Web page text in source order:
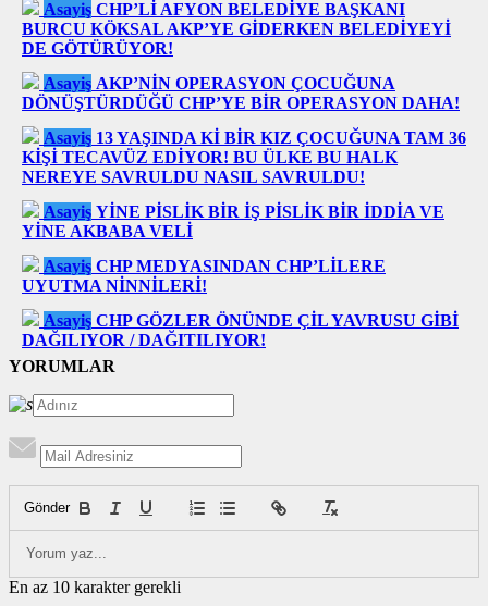
Asayiş CHP’Lİ AFYON BELEDİYE BAŞKANI
BURCU KÖKSAL AKP’YE GİDERKEN BELEDİYEYİ
DE GÖTÜRÜYOR!
Asayiş AKP’NİN OPERASYON ÇOCUĞUNA
DÖNÜŞTÜRDÜĞÜ CHP’YE BİR OPERASYON DAHA!
Asayiş 13 YAŞINDA Kİ BİR KIZ ÇOCUĞUNA TAM 36
KİŞİ TECAVÜZ EDİYOR! BU ÜLKE BU HALK
NEREYE SAVRULDU NASIL SAVRULDU!
Asayiş YİNE PİSLİK BİR İŞ PİSLİK BİR İDDİA VE
YİNE AKBABA VELİ
Asayiş CHP MEDYASINDAN CHP’LİLERE
UYUTMA NİNNİLERİ!
Asayiş CHP GÖZLER ÖNÜNDE ÇİL YAVRUSU GİBİ
DAĞILIYOR / DAĞITILIYOR!
YORUMLAR
Gönder
En az 10 karakter gerekli